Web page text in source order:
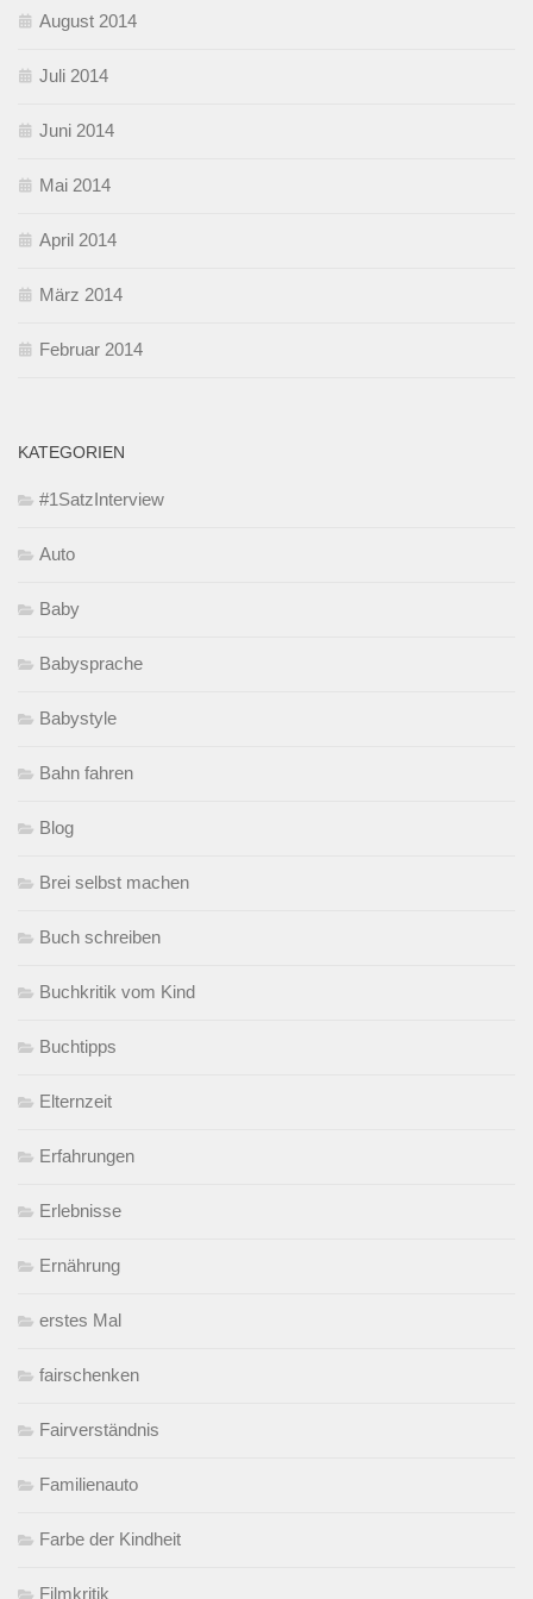
August 2014
Juli 2014
Juni 2014
Mai 2014
April 2014
März 2014
Februar 2014
KATEGORIEN
#1SatzInterview
Auto
Baby
Babysprache
Babystyle
Bahn fahren
Blog
Brei selbst machen
Buch schreiben
Buchkritik vom Kind
Buchtipps
Elternzeit
Erfahrungen
Erlebnisse
Ernährung
erstes Mal
fairschenken
Fairverständnis
Familienauto
Farbe der Kindheit
Filmkritik